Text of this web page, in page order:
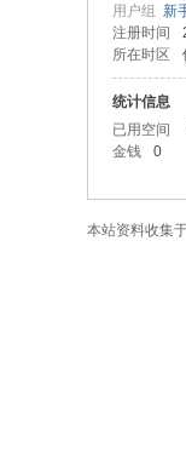
用户组 新
注册时间
所在时区
统计信息
已用空间
金钱
0
本站资料收集